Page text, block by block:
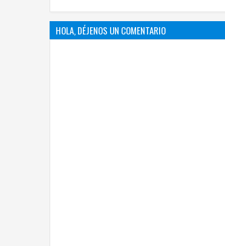
HOLA, DÉJENOS UN COMENTARIO